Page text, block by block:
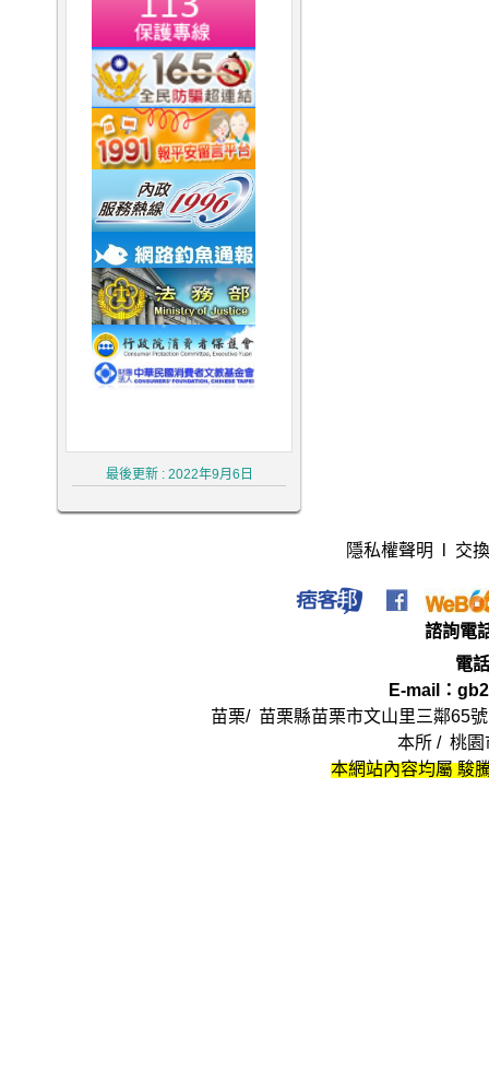
最後更新 : 2022年9月6日
隱私權聲明 交
諮詢電
電話
E-mail：
苗栗/ 苗栗縣苗栗市文山里三鄰65
本所 / 桃園
本網站內容均屬 駿